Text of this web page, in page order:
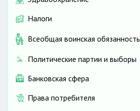
Налоги
Всеобщая воинская обязанность
Политические партии и выборы
Банковская сфера
Права потребителя